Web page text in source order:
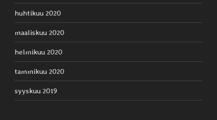
huhtikuu 2020
maaliskuu 2020
helmikuu 2020
tammikuu 2020
syyskuu 2019